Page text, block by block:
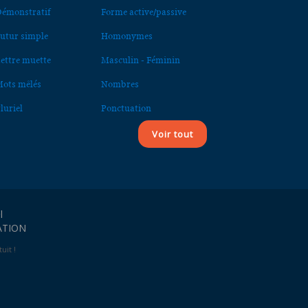
Forme active/passive
simple Homonymes
muette Masculin - Féminin
mêlés Nombres
Ponctuation
Voir tout
!